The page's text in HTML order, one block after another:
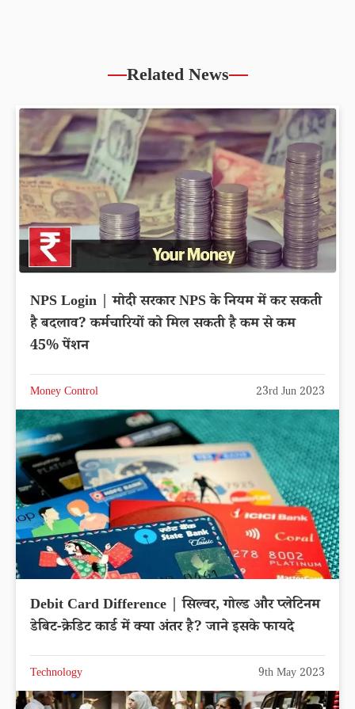
Related News
NPS Login | मोदी सरकार NPS के नियम में कर सकती
है बदलाव? कर्मचारियों को मिल सकती है कम से कम
45% पेंशन
Money Control 23rd Jun 2023
Debit Card Difference | सिल्वर, गोल्ड और प्लेटिनम
डेबिट-क्रेडिट कार्ड में क्या अंतर है? जाने इसके फायदे
Technology 9th May 2023